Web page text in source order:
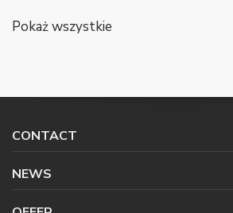
Pokaż wszystkie
CONTACT
NEWS